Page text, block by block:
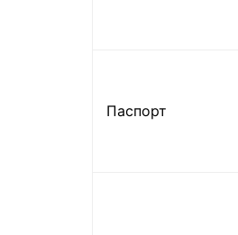
Паспорт